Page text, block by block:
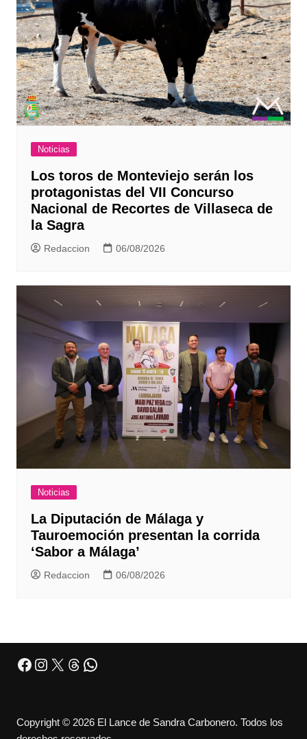
Noticias
Los toros de Monteviejo serán los
protagonistas del VII Concurso
Nacional de Recortes de Villaseca de
la Sagra
Redaccion 06/08/2026
Noticias
La Diputación de Málaga y
Tauroemoción presentan la corrida
‘Sabor a Málaga’
Redaccion 06/08/2026
Facebook Instagram X Threads WhatsApp
Copyright © 2026 El Lance de Sandra Carbonero. Todos los